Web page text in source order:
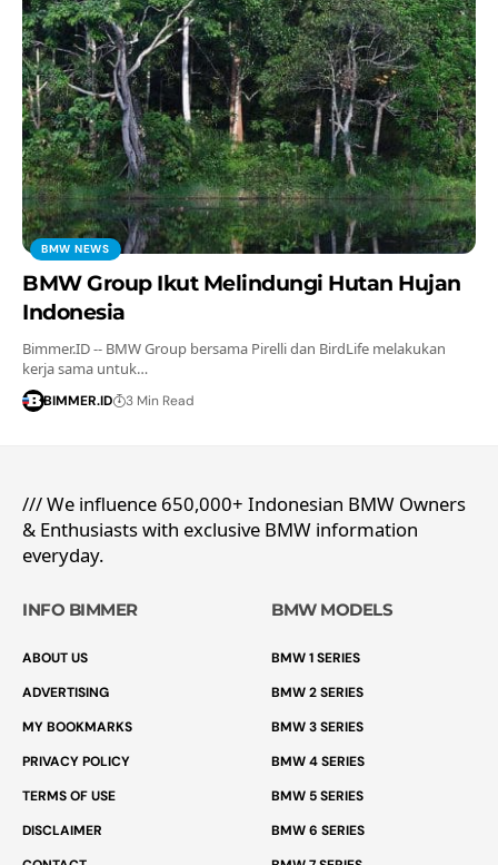
BMW NEWS
BMW Group Ikut Melindungi Hutan Hujan
Indonesia
Bimmer.ID -- BMW Group bersama Pirelli dan BirdLife melakukan
kerja sama untuk…
BIMMER.ID 3 Min Read
/// We influence 650,000+ Indonesian BMW Owners
& Enthusiasts with exclusive BMW information
everyday.
INFO BIMMER
ABOUT US
ADVERTISING
MY BOOKMARKS
PRIVACY POLICY
TERMS OF USE
DISCLAIMER
BMW MODELS
BMW 1 SERIES
BMW 2 SERIES
BMW 3 SERIES
BMW 4 SERIES
BMW 5 SERIES
BMW 6 SERIES